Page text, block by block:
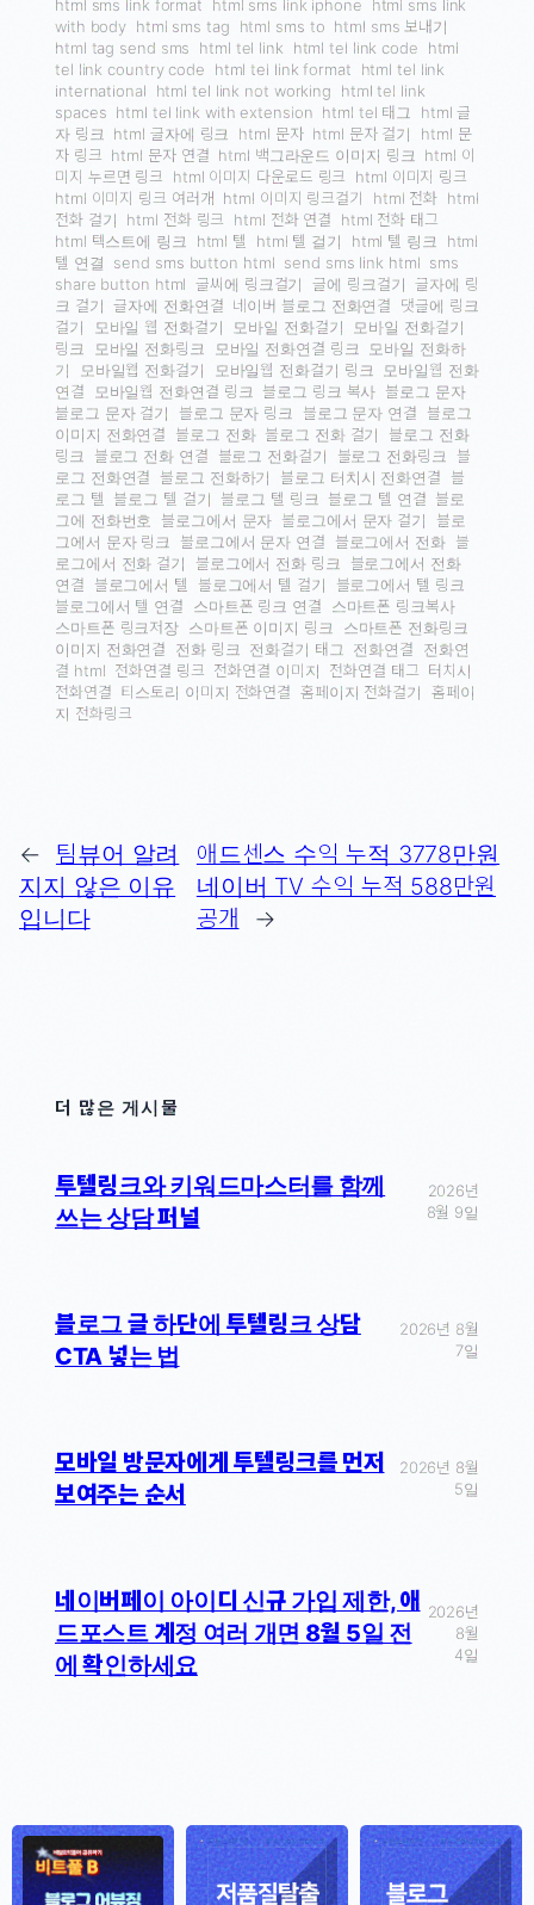
html sms link format html sms link iphone
html sms link
with body html sms tag html sms to html sms 보내기
html tag send sms
html tel link html tel link code
html
tel link country code
html tel link format
html tel link
international
html tel link not working
html tel link
spaces html tel link with extension html tel 태그
html 글
자 링크
html 글자에 링크 html 문자 html 문자 걸기
html 문
자 링크 html 문자 연결 html 백그라운드 이미지 링크
html 이
미지 누르면 링크
html 이미지 다운로드 링크
html 이미지 링크
html 이미지 링크 여러개 html 이미지 링크걸기 html 전화 html
전화 걸기
html 전화 링크 html 전화 연결
html 전화 태그
html 텍스트에 링크
html 텔 html 텔 걸기 html 텔 링크
html
텔 연결
send sms button html send sms link html sms
share button html 글씨에 링크걸기 글에 링크걸기 글자에 링
크 걸기 글자에 전화연결 네이버 블로그 전화연결
댓글에 링크
걸기
모바일 웹 전화걸기 모바일 전화걸기
모바일 전화걸기
링크
모바일 전화링크 모바일 전화연결 링크
모바일 전화하
기
모바일웹 전화걸기 모바일웹 전화걸기 링크
모바일웹 전화
연결
모바일웹 전화연결 링크 블로그 링크 복사 블로그 문자
블로그 문자 걸기
블로그 문자 링크 블로그 문자 연결
블로그
이미지 전화연결
블로그 전화 블로그 전화 걸기
블로그 전화
링크
블로그 전화 연결 블로그 전화걸기 블로그 전화링크
블
로그 전화연결
블로그 전화하기 블로그 터치시 전화연결
블
로그 텔
블로그 텔 걸기 블로그 텔 링크 블로그 텔 연결 블로
그에 전화번호
블로그에서 문자 블로그에서 문자 걸기
블로
그에서 문자 링크
블로그에서 문자 연결 블로그에서 전화 블
로그에서 전화 걸기
블로그에서 전화 링크
블로그에서 전화
연결
블로그에서 텔 블로그에서 텔 걸기
블로그에서 텔 링크
블로그에서 텔 연결
스마트폰 링크 연결
스마트폰 링크복사
스마트폰 링크저장 스마트폰 이미지 링크
스마트폰 전화링크
이미지 전화연결
전화 링크 전화걸기 태그 전화연결
전화연
결 html 전화연결 링크 전화연결 이미지 전화연결 태그 터치시
전화연결 티스토리 이미지 전화연결 홈페이지 전화걸기
홈페이
지 전화링크
←
팀뷰어 알려
지지 않은 이유
입니다
애드센스 수익 누적 3778만원
네이버 TV 수익 누적 588만원
공개
→
더 많은 게시물
투텔링크와 키워드마스터를 함께
쓰는 상담 퍼널
2026년
8월 9일
블로그 글 하단에 투텔링크 상담
CTA 넣는 법
2026년 8월
7일
모바일 방문자에게 투텔링크를 먼저
보여주는 순서
2026년 8월
5일
네이버페이 아이디 신규 가입 제한, 애
드포스트 계정 여러 개면 8월 5일 전
에 확인하세요
2026년
8월
4일